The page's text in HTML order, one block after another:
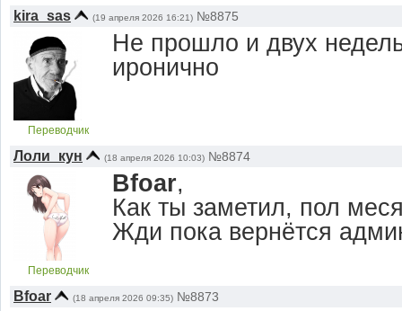
kira_sas (19 апреля 2026 16:21) №8875
Переводчик
Не прошло и двух
иронично
Лоли_кун (18 апреля 2026 10:03) №8874
Переводчик
Bfoar,
Как ты заметил, пол
Жди пока вернётся
Bfoar (18 апреля 2026 09:35) №8873